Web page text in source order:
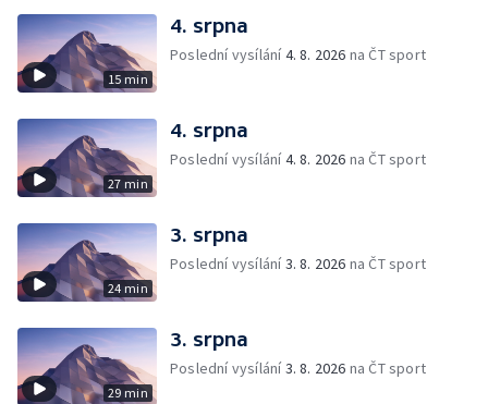
15 min
4. srpna
Poslední vysílání4. 8. 2026 na ČT sport
27 min
4. srpna
Poslední vysílání4. 8. 2026 na ČT sport
24 min
3. srpna
Poslední vysílání3. 8. 2026 na ČT sport
29 min
3. srpna
Poslední vysílání3. 8. 2026 na ČT sport